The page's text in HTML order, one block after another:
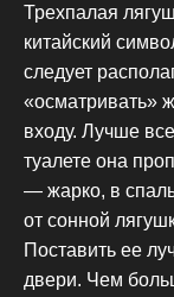
Трехпалая
китайский
следует
«осматривать»
входу. Лучше
туалете она
— жарко, в
от сонной
Поставить ее
двери. Чем